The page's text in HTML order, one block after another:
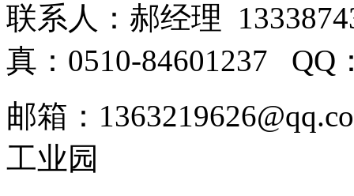
联系人：郝经理
真：0510-84601237
邮箱：
工业园